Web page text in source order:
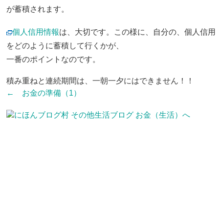
が蓄積されます。
個人信用情報は、大切です。この様に、自分の、個人信用
をどのように蓄積して行くかが、
一番のポイントなのです。
積み重ねと連続期間は、一朝一夕にはできません！！
← お金の準備（1）